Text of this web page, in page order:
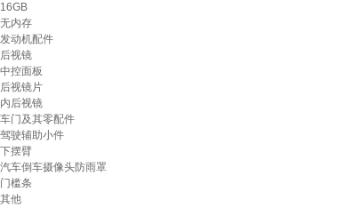
16GB
无内存
发动机配件
后视镜
中控面板
后视镜片
内后视镜
车门及其零配件
驾驶辅助小件
下摆臂
汽车倒车摄像头防雨罩
门槛条
其他